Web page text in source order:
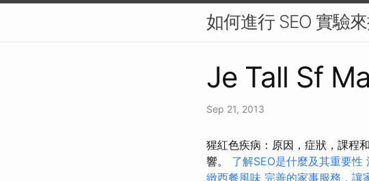
如何進行 SEO 實驗
Je Tall Sf
Sep 21, 2013
猩紅色疾病：原因，症狀，課程
響。 了解SEO是什麼及其重要性
緻西餐風味 完善的家事服務，讓